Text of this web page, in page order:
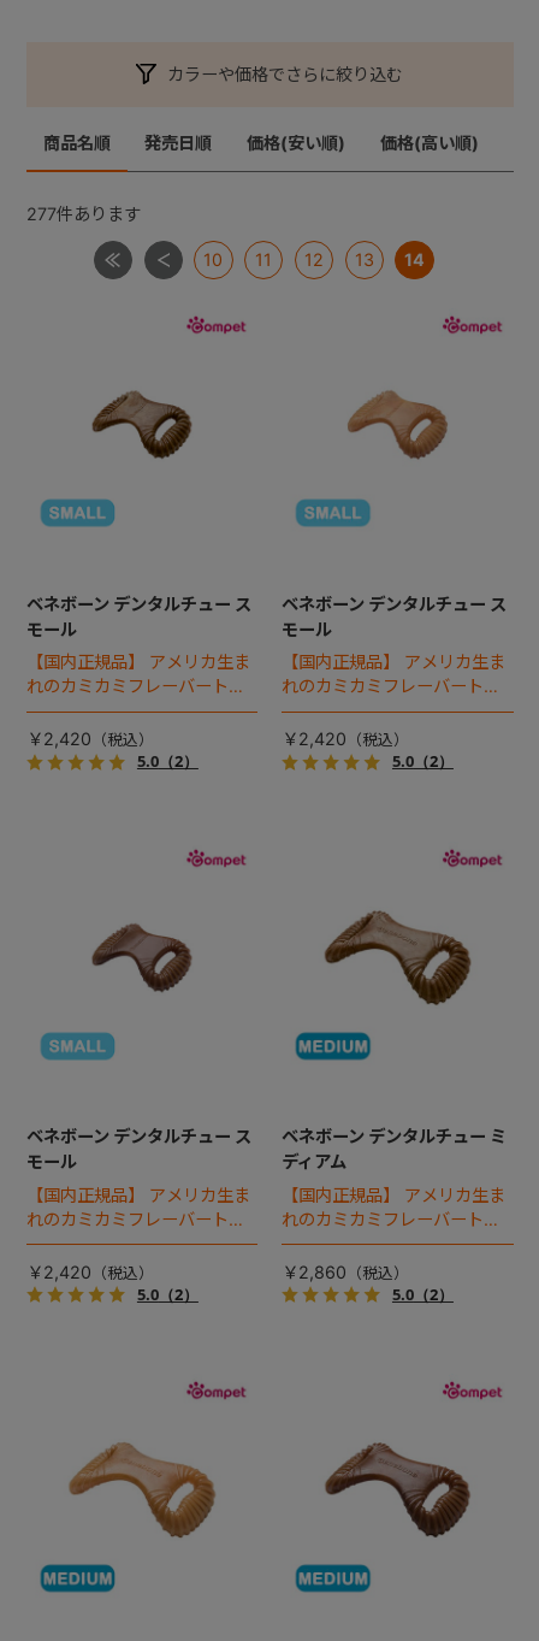
カラーや価格でさらに絞り込む
商品名順 発売日順 価格(安い順) 価格(高い順)
277件あります
10 11 12 13 14
ベネボーン デンタルチュー ス
モール
【国内正規品】 アメリカ生ま
れのカミカミフレーバートイ
「ベネボーン」。デンタルチ
ューは、歯を清潔に保つため
凹凸を備えています。
￥2,420
5.0（2）
ベネボーン デンタルチュー ス
モール
【国内正規品】 アメリカ生ま
れのカミカミフレーバートイ
「ベネボーン」。デンタルチ
ューは、歯を清潔に保つため
凹凸を備えています。
￥2,420
5.0（2）
ベネボーン デンタルチュー ス
モール
【国内正規品】 アメリカ生ま
れのカミカミフレーバートイ
「ベネボーン」。デンタルチ
ューは、歯を清潔に保つため
凹凸を備えています。
￥2,420
5.0（2）
ベネボーン デンタルチュー ミ
ディアム
【国内正規品】 アメリカ生ま
れのカミカミフレーバートイ
「ベネボーン」。デンタルチ
ューは、歯を清潔に保つため
凹凸を備えています。
￥2,860
5.0（2）